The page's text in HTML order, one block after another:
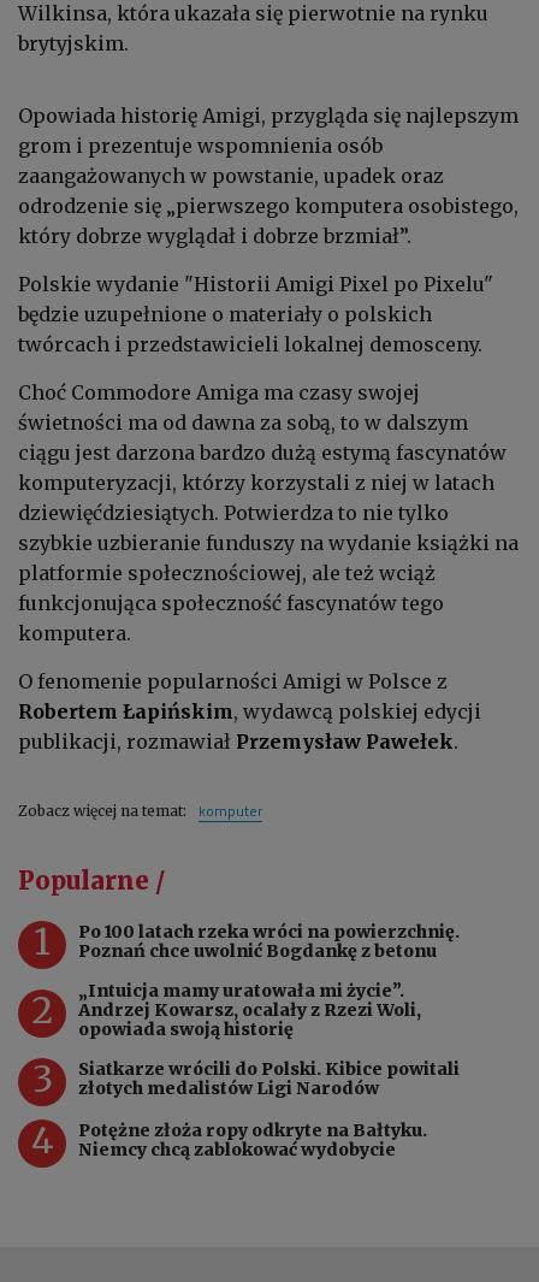
Wilkinsa, która ukazała się pierwotnie na rynku
brytyjskim.
Opowiada historię Amigi, przygląda się najlepszym
grom i prezentuje wspomnienia osób
zaangażowanych w powstanie, upadek oraz
odrodzenie się „pierwszego komputera osobistego,
który dobrze wyglądał i dobrze brzmiał”.
Polskie wydanie "Historii Amigi Pixel po Pixelu"
będzie uzupełnione o materiały o polskich
twórcach i przedstawicieli lokalnej demosceny.
Choć Commodore Amiga ma czasy swojej
świetności ma od dawna za sobą, to w dalszym
ciągu jest darzona bardzo dużą estymą fascynatów
komputeryzacji, którzy korzystali z niej w latach
dziewięćdziesiątych. Potwierdza to nie tylko
szybkie uzbieranie funduszy na wydanie książki na
platformie społecznościowej, ale też wciąż
funkcjonująca społeczność fascynatów tego
komputera.
O fenomenie popularności Amigi w Polsce z
Robertem Łapińskim, wydawcą polskiej edycji
publikacji, rozmawiał Przemysław Pawełek.
Zobacz więcej na temat: komputer
Popularne /
1
Po 100 latach rzeka wróci na powierzchnię.
Poznań chce uwolnić Bogdankę z betonu
2
„Intuicja mamy uratowała mi życie”.
Andrzej Kowarsz, ocalały z Rzezi Woli,
opowiada swoją historię
3
Siatkarze wrócili do Polski. Kibice powitali
złotych medalistów Ligi Narodów
4
Potężne złoża ropy odkryte na Bałtyku.
Niemcy chcą zablokować wydobycie